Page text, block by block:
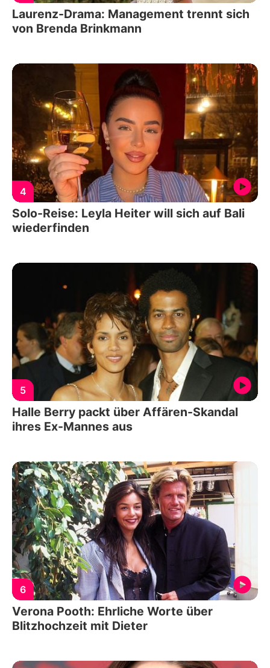
Laurenz-Drama: Management trennt sich
von Brenda Brinkmann
4
Solo-Reise: Leyla Heiter will sich auf Bali
wiederfinden
5
Halle Berry packt über Affären-Skandal
ihres Ex-Mannes aus
6
Verona Pooth: Ehrliche Worte über
Blitzhochzeit mit Dieter